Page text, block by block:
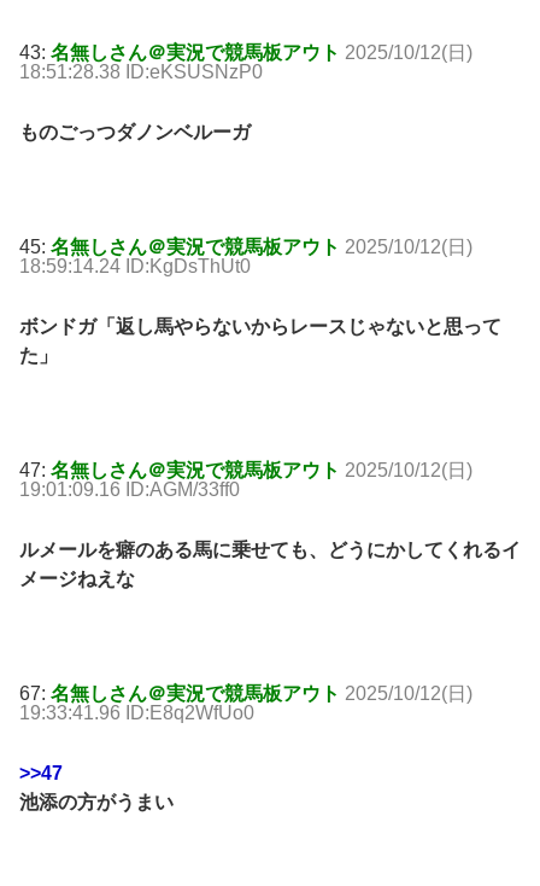
43: 名無しさん＠実況で競馬板アウト 2025/10/12(日)
18:51:28.38 ID:eKSUSNzP0
ものごっつダノンベルーガ
45: 名無しさん＠実況で競馬板アウト 2025/10/12(日)
18:59:14.24 ID:KgDsThUt0
ボンドガ「返し馬やらないからレースじゃないと思って
た」
47: 名無しさん＠実況で競馬板アウト 2025/10/12(日)
19:01:09.16 ID:AGM/33ff0
ルメールを癖のある馬に乗せても、どうにかしてくれるイ
メージねえな
67: 名無しさん＠実況で競馬板アウト 2025/10/12(日)
19:33:41.96 ID:E8q2WfUo0
>>47
池添の方がうまい